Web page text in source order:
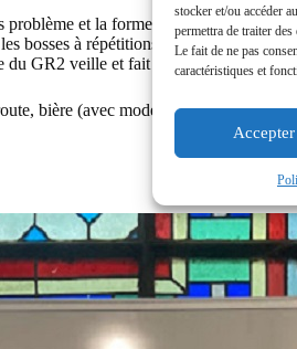
stocker et/ou accéder
permettra de traiter
Le fait de ne pas
caractéristiques et
Accepter
problème et la forme semble là !
bosses à répétitions ; Yves s’en
du GR2 veille et fait plusieurs allez-
bière (avec modération), le Rallye